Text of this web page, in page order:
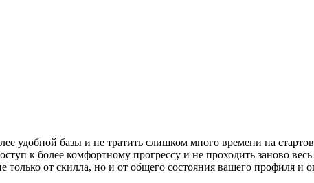
удобной базы и не тратить слишком много времени на
к более комфортному прогрессу и не проходить заново
только от скилла, но и от общего состояния вашего профиля и